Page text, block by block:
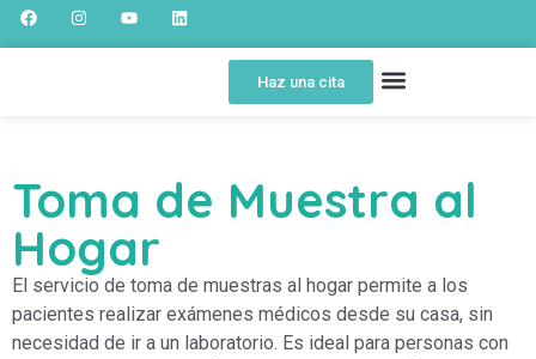
Haz una cita
Toma de Muestra al
Hogar
El servicio de toma de muestras al hogar permite a los
pacientes realizar exámenes médicos desde su casa, sin
necesidad de ir a un laboratorio. Es ideal para personas con